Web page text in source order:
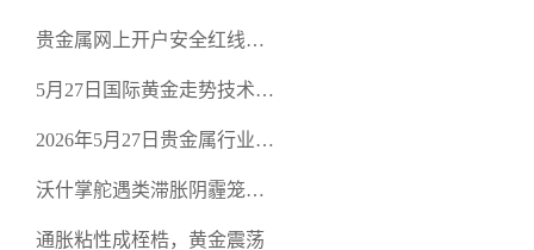
空头清算算法如何布防？
贵金属网上开户安全红线：
恶意洗盘陷阱
5月27日国际黄金走势技术盘
规黄金平台全方位行情解析
2026年5月27日贵金属行业新
正规贵金属开户平台迎开户
热潮
沃什掌舵遇类滞胀阴霾笼
通胀粘性成桎梏，黄金震荡